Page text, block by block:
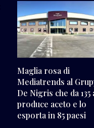
Maglia rosa di
Mediatrends al
De Nigris che da 135
produce aceto e lo
esporta in 85 paesi